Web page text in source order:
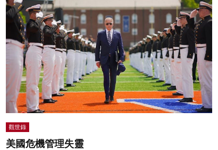
觀世錄
美國危機管理失靈